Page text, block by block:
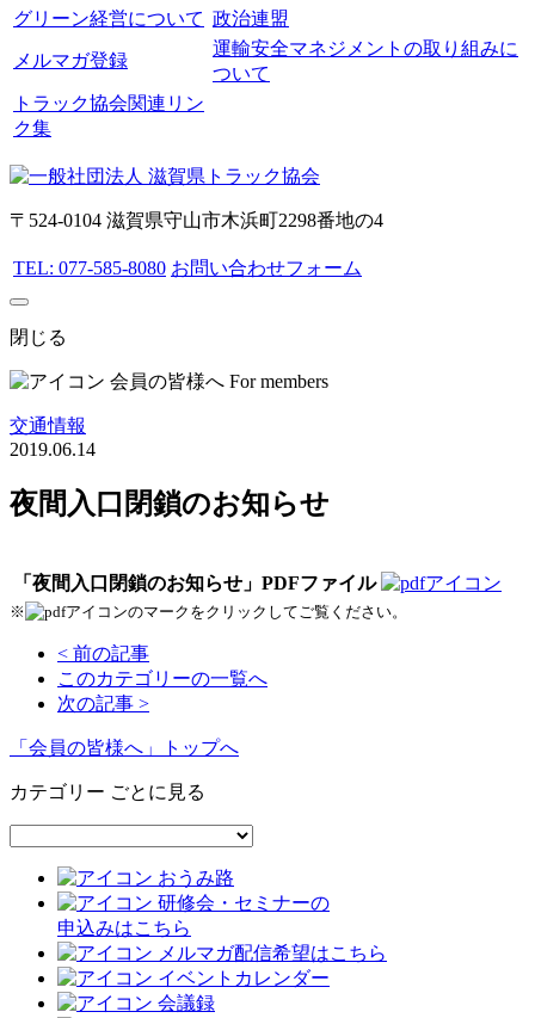
グリーン経営について 政治連盟
メルマガ登録
運輸安全マネジメントの取り組みに
ついて
トラック協会関連リン
ク集
〒524-0104 滋賀県守山市木浜町2298番地の4
TEL: 077-585-8080 お問い合わせフォーム
閉じる
会員の皆様へ For members
交通情報
2019.06.14
夜間入口閉鎖のお知らせ
「夜間入口閉鎖のお知らせ」PDFファイル
※ のマークをクリックしてご覧ください。
< 前の記事
このカテゴリーの一覧へ
次の記事 >
「会員の皆様へ」トップへ
カテゴリー ごとに見る
おうみ路
研修会・セミナーの
申込みはこちら
メルマガ配信希望はこちら
イベントカレンダー
会議録